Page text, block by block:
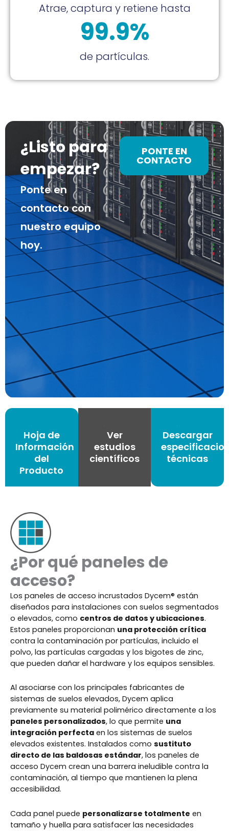
Atrae, captura y retiene hasta
99.9%
de partículas.
¿Listo para
empezar?
Ponte en
contacto con
nuestro equipo
hoy.
PONTE EN
CONTACTO
Hoja de
Información
del
Producto
Ver
estudios
científicos
Descargar
técnicas
¿Por qué paneles de
acceso?
Los paneles de acceso incrustados Dycem® están
diseñados para instalaciones con suelos segmentados
o elevados, como centros de datos y ubicaciones.
Estos paneles proporcionan una protección crítica
contra la contaminación por partículas, incluido el
polvo, las partículas cargadas y los bigotes de zinc,
que pueden dañar el hardware y los equipos sensibles.
Al asociarse con los principales fabricantes de
sistemas de suelos elevados, Dycem aplica
previamente su material polimérico directamente a los
paneles personalizados, lo que permite una
integración perfecta en los sistemas de suelos
elevados existentes. Instalados como sustituto
directo de las baldosas estándar, los paneles de
acceso Dycem crean una barrera ineludible contra la
contaminación, al tiempo que mantienen la plena
accesibilidad.
Cada panel puede personalizarse totalmente en
tamaño y huella para satisfacer las necesidades